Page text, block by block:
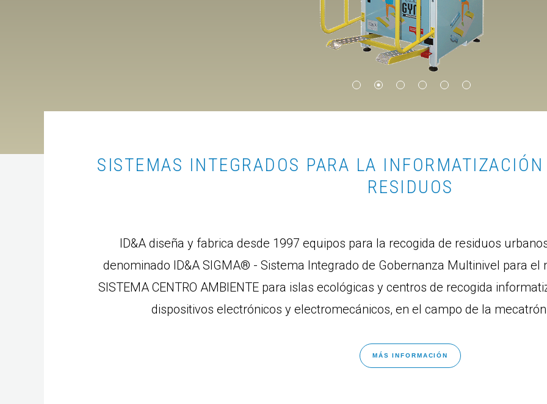
SISTEMAS INTEGRADOS PARA LA
RESIDUOS
ID&A diseña y fabrica desde 1997 equipos para la recogida de residuos
denominado ID&A SIGMA® - Sistema Integrado de Gobernanza Multinivel para
SISTEMA CENTRO AMBIENTE para islas ecológicas y centros de recogida
dispositivos electrónicos y electromecánicos, en el campo de la
MÁS INFORMACIÓN